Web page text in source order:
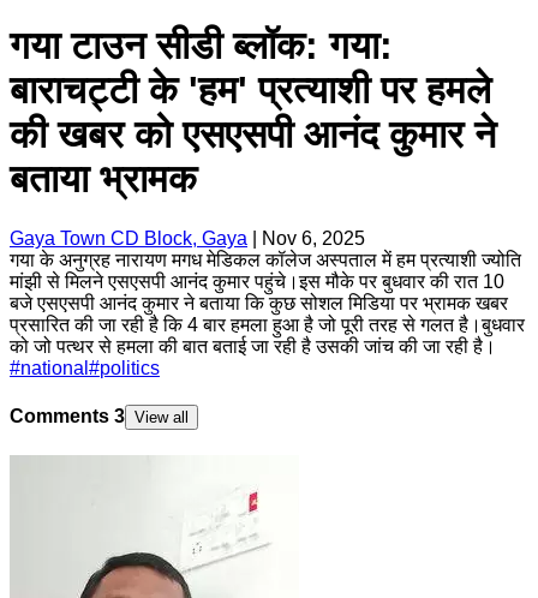
गया टाउन सीडी ब्लॉक: गया:
बाराचट्टी के 'हम' प्रत्याशी पर हमले
की खबर को एसएसपी आनंद कुमार ने
बताया भ्रामक
Gaya Town CD Block, Gaya
Nov 6, 2025
गया के अनुग्रह नारायण मगध मेडिकल कॉलेज अस्पताल में हम प्रत्याशी ज्योति
मांझी से मिलने एसएसपी आनंद कुमार पहुंचे।इस मौके पर बुधवार की रात 10
बजे एसएसपी आनंद कुमार ने बताया कि कुछ सोशल मिडिया पर भ्रामक खबर
प्रसारित की जा रही है कि 4 बार हमला हुआ है जो पूरी तरह से गलत है।बुधवार
को जो पत्थर से हमला की बात बताई जा रही है उसकी जांच की जा रही है।
#national #politics
Comments 3 View all